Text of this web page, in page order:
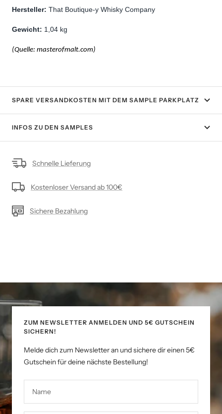
Hersteller: That Boutique-y Whisky Company
Gewicht: 1,04 kg
(Quelle: masterofmalt.com)
SPARE VERSANDKOSTEN MIT DEM SAMPLE PARKPLATZ
INFOS ZU DEN SAMPLES
Schnelle Lieferung
Kostenloser Versand ab 100€
Sichere Bezahlung
ZUM NEWSLETTER ANMELDEN UND 5€ GUTSCHEIN
SICHERN!
Melde dich zum Newsletter an und sichere dir einen 5€
Gutschein für deine nächste Bestellung!
Name